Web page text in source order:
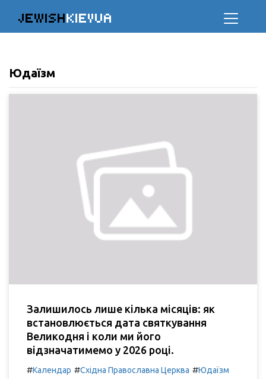
JEWISHKIEVUA
Юдаїзм
Залишилось лише кілька місяців: як
встановлюється дата святкування
Великодня і коли ми його
відзначатимемо у 2026 році.
#Календар #Східна Православна Церква #Юдаїзм